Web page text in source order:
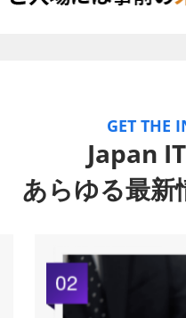
GET THE
Japan
あらゆる最新